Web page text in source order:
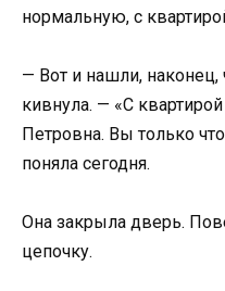
нормальную, с
— Вот и нашли,
кивнула. — «С
Петровна. Вы только
поняла сегодня.
Она закрыла дверь.
цепочку.